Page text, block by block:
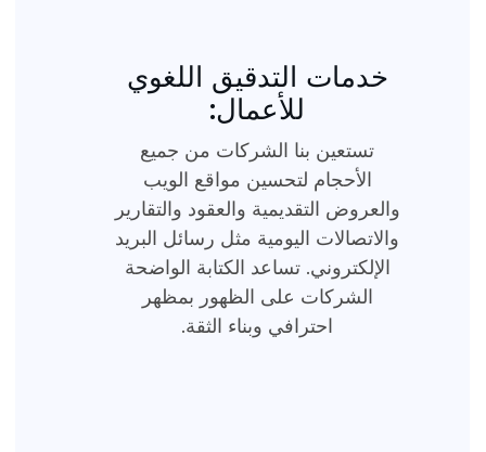
خدمات التدقيق اللغوي
للأعمال:
تستعين بنا الشركات من جميع
الأحجام لتحسين مواقع الويب
والعروض التقديمية والعقود والتقارير
والاتصالات اليومية مثل رسائل البريد
الإلكتروني. تساعد الكتابة الواضحة
الشركات على الظهور بمظهر
احترافي وبناء الثقة.